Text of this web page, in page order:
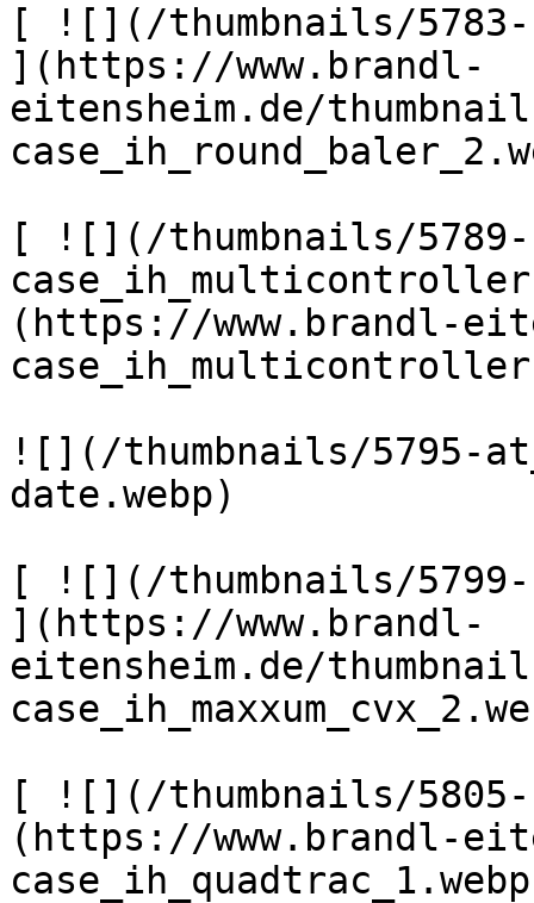
[ ![](/thumbnails/5783-
](https://www.brandl-
eitensheim.de/
[ ![](/thumbnails/5789-
(https://www.brandl-
![](/thumbnails/5795-
date.webp)
[ ![](/thumbnails/5799-
](https://www.brandl-
eitensheim.de/
[ ![](/thumbnails/5805-
(https://www.brandl-